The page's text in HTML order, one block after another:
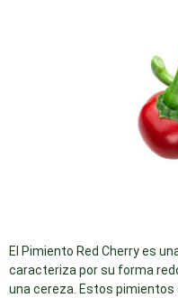
El Pimiento Red Cherry es
caracteriza por su forma
una cereza. Estos